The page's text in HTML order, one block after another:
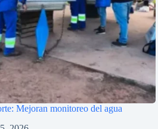
Mejoran monitoreo del agua